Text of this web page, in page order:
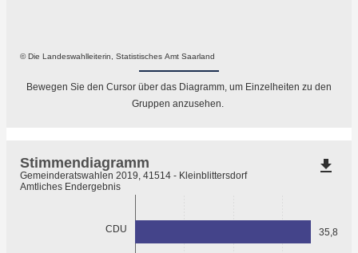
© Die Landeswahlleiterin, Statistisches Amt Saarland
Bewegen Sie den Cursor über das Diagramm, um Einzelheiten zu den
Gruppen anzusehen.
CDU 35,8
Stimmendiagramm
Gemeinderatswahlen 2019, 41514 - Kleinblittersdorf
Amtliches Endergebnis
file_download